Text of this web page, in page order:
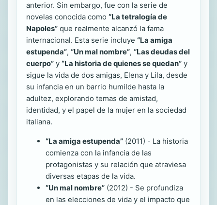
anterior. Sin embargo, fue con la serie de
novelas conocida como “La tetralogía de
Napoles” que realmente alcanzó la fama
internacional. Esta serie incluye “La amiga
estupenda”, “Un mal nombre”, “Las deudas del
cuerpo” y “La historia de quienes se quedan” y
sigue la vida de dos amigas, Elena y Lila, desde
su infancia en un barrio humilde hasta la
adultez, explorando temas de amistad,
identidad, y el papel de la mujer en la sociedad
italiana.
“La amiga estupenda” (2011) - La historia
comienza con la infancia de las
protagonistas y su relación que atraviesa
diversas etapas de la vida.
“Un mal nombre” (2012) - Se profundiza
en las elecciones de vida y el impacto que